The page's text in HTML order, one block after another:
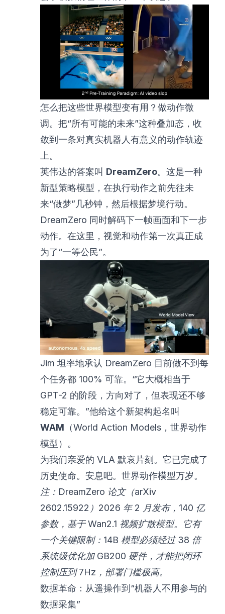
怎么把这些世界模型变有用？做动作微
调。把“所有可能的未来”这种叠加态，收
敛到一条对真实机器人有意义的动作轨迹
上。
英伟达的答案叫 DreamZero。这是一种
新型策略模型，在执行动作之前先往未
来“做梦”几秒钟，然后根据梦境行动。
DreamZero 同时解码下一帧画面和下一步
动作。在这里，视觉和动作第一次真正成
为了“一等公民”。
Jim 坦率地承认 DreamZero 目前做不到每
个任务都 100% 可靠。“它大概相当于
GPT-2 的阶段，方向对了，但表现还不够
稳定可靠。”他给这个新架构起名叫
WAM （World Action Models，世界动作
模型）。
为我们亲爱的 VLA 默哀片刻。它已完成了
历史使命。安息吧。世界动作模型万岁。
注：DreamZero 论文（arXiv
2602.15922）2026 年 2 月发布，140 亿
参数，基于 Wan2.1 视频扩散模型。它有
一个关键限制：14B 模型必须经过 38 倍
系统级优化加 GB200 硬件，才能把闭环
控制压到 7Hz，部署门槛极高。
数据革命：从遥操作到“机器人不用参与的
数据采集”